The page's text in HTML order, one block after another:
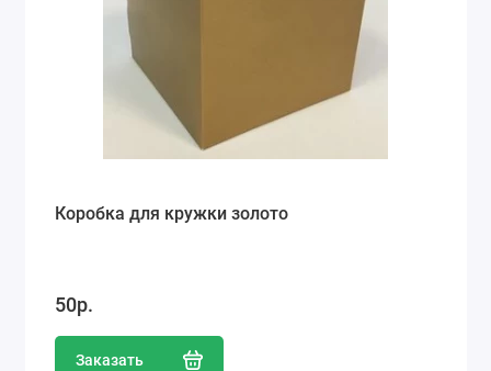
Коробка для кружки золото
50р.
Заказать